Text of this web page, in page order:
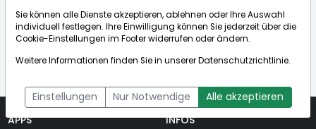
Das Wertpapier konnte nicht gefunden
werden!
APPS
INFOS
Sie können alle Dienste akzeptieren, ablehnen oder Ihre Auswahl
individuell festlegen. Ihre Einwilligung können Sie jederzeit über die
Cookie-Einstellungen im Footer widerrufen oder ändern.
Weitere Informationen finden Sie in unsererDatenschutzrichtlinie.
Einstellungen Nur Notwendige Alle akzeptieren